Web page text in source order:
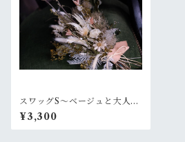
スワッグS〜ベージュと大人ピ
ンク
¥3,300